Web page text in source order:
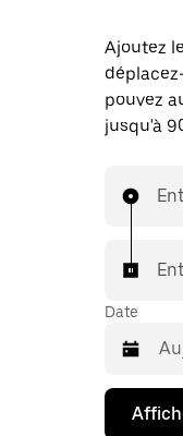
Ajoutez
pouvez
jusqu'à
Date
Appuyez